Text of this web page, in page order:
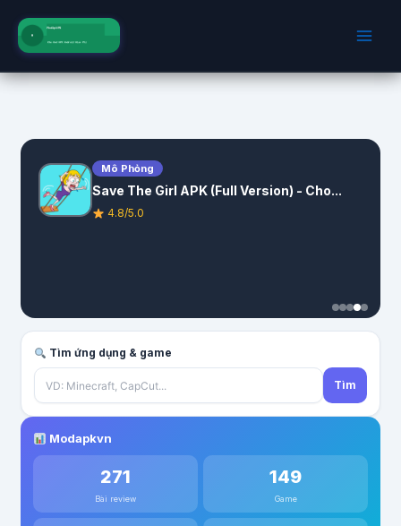
dung
Mô Phỏng
Save The Girl APK (Full Version) - Cho...
4.8/5.0
Tìm ứng dụng & game
Tìm
Modapkvn
271
Bài review
149
Game